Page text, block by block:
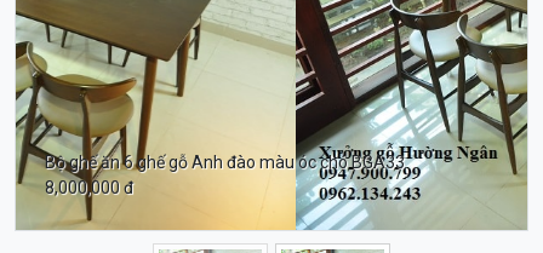
Bộ ghế ăn 6 ghế gỗ Anh đào màu óc chó BGA33
8,000,000 đ